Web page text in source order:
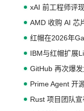
xAI 前工程师评
AMD 收购 AI 芯
红帽在2026年
IBM与红帽扩展
GitHub 再次爆
Prime Agent 开
Rust 项目团队